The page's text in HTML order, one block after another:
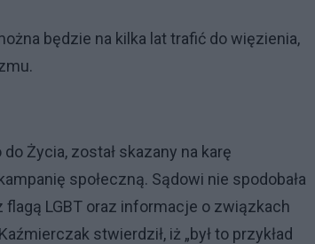
będzie na kilka lat trafić do więzienia,
Życia, został skazany na karę
społeczną. Sądowi nie spodobała
LGBT oraz informacje o związkach
stwierdził, iż „był to przykład